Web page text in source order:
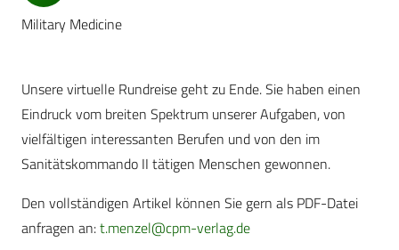
Military Medicine
Unsere virtuelle Rundreise geht zu Ende. Sie haben einen
Eindruck vom breiten Spektrum unserer Aufgaben, von
vielfältigen interessanten Berufen und von den im
Sanitätskommando II tätigen Menschen gewonnen.
Den vollständigen Artikel können Sie gern als PDF-Datei
anfragen an:t.menzel@cpm-verlag.de